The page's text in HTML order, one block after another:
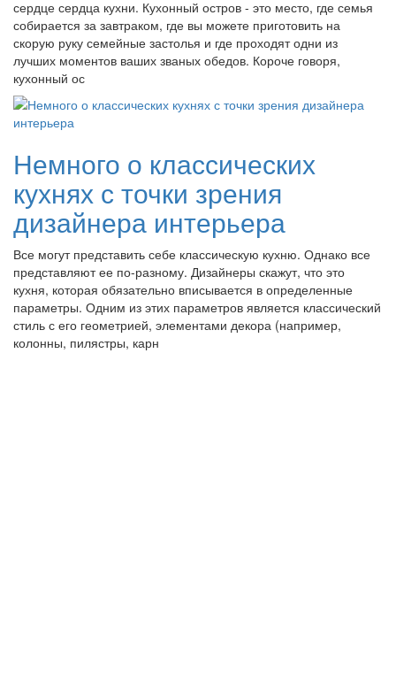
сердце сердца кухни. Кухонный остров - это место, где семья
собирается за завтраком, где вы можете приготовить на
скорую руку семейные застолья и где проходят одни из
лучших моментов ваших званых обедов. Короче говоря,
кухонный ос
Немного о классических
кухнях с точки зрения
дизайнера интерьера
Все могут представить себе классическую кухню. Однако все
представляют ее по-разному. Дизайнеры скажут, что это
кухня, которая обязательно вписывается в определенные
параметры. Одним из этих параметров является классический
стиль с его геометрией, элементами декора (например,
колонны, пилястры, карн